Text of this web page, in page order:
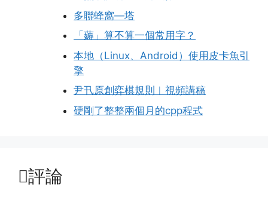
多聯蜂窩—塔
「薅」算不算一個常用字？
本地（Linux、Android）使用皮卡魚引
擎
尹卂原創弈棋規則︱視頻講稿
硬剛了整整兩個月的cpp程式
評論